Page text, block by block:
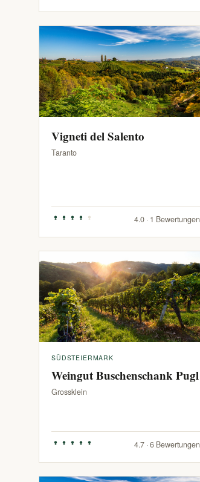
Vigneti del Salento
Taranto
4.0 · 1 Bewertungen
SÜDSTEIERMARK
Weingut Buschenschank Pugl
Grossklein
4.7 · 6 Bewertungen